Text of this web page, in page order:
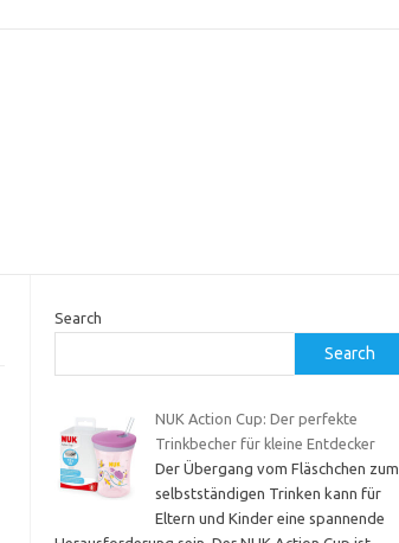
Search
Search
NUK Action Cup: Der perfekte
Trinkbecher für kleine Entdecker
Der Übergang vom Fläschchen zum
selbstständigen Trinken kann für
Eltern und Kinder eine spannende